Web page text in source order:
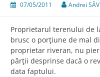
07/05/2011 Andrei
Proprietarul terenului de
brusc o porţiune de mal
proprietar riveran, nu
părţii desprinse dacă o
data faptului.